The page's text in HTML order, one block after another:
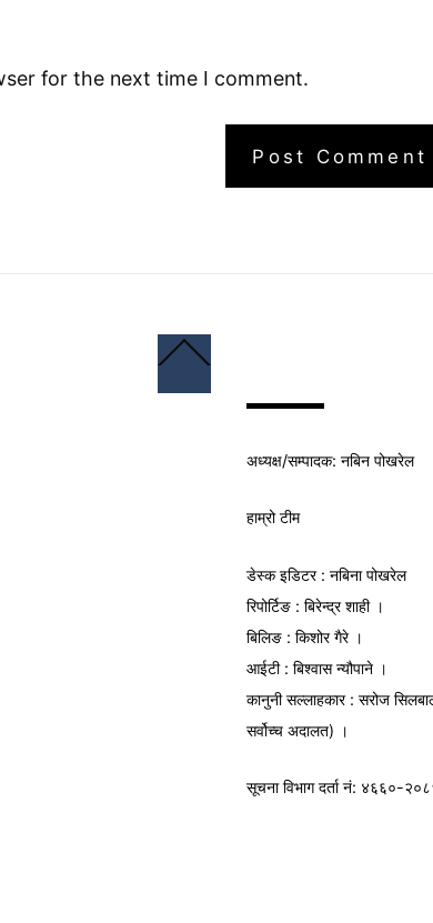
for the next time I comment.
To
अध्यक्ष/सम्पादक: नबिन पोखरेल
हाम्रो टीम
डेस्क इडिटर : नबिना पोखरेल
रिपोर्टिङ : बिरेन्द्र शाही ।
बिलिङ : किशोर गैरे ।
आईटी : बिश्वास न्यौपाने ।
कानुनी सल्लाहकार : सरोज
सर्वोच्च अदालत) ।
सूचना विभागदर्ता नं: ४६६०-